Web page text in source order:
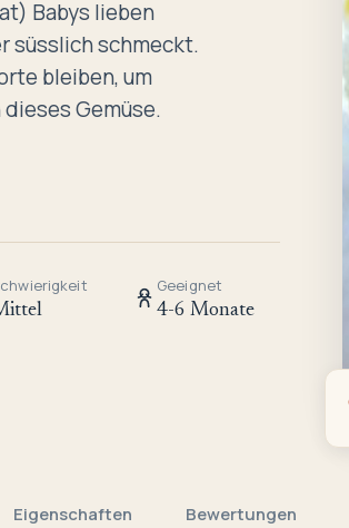
Babys lieben
süsslich schmeckt.
bleiben, um
Gemüse.
Geeignet
4-6 Monate
Eigenschaften Bewertungen